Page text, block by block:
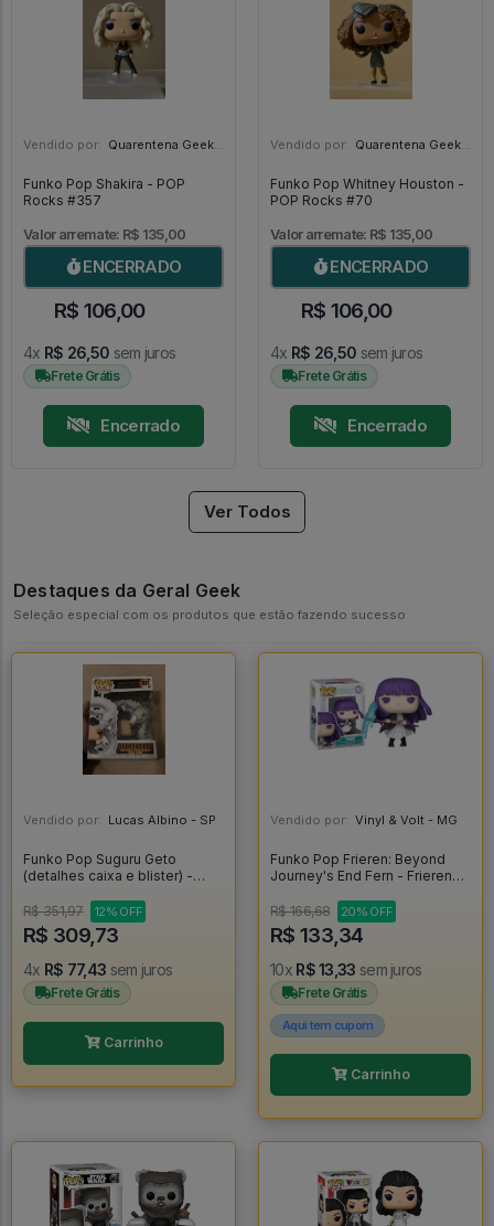
Vendido por: Quarentena Geek Store - SP
Funko Pop Shakira - POP
Rocks #357
Valor arremate: R$ 135,00
ENCERRADO
R$ 106,00
4x R$ 26,50 sem juros
Frete Grátis
Encerrado
Vendido por: Quarentena Geek Store - SP
Funko Pop Whitney Houston -
POP Rocks #70
Valor arremate: R$ 135,00
ENCERRADO
R$ 106,00
4x R$ 26,50 sem juros
Frete Grátis
Encerrado
Ver Todos
Destaques da Geral Geek
Seleção especial com os produtos que estão fazendo sucesso
Vendido por: Lucas Albino - SP
Funko Pop Suguru Geto
(detalhes caixa e blister) -
R$ 351,97
12% OFF
R$ 309,73
4x R$ 77,43 sem juros
Frete Grátis
Carrinho
Vendido por: Vinyl & Volt - MG
Funko Pop Frieren: Beyond
Journey's End Fern - Frieren
R$ 166,68
20% OFF
R$ 133,34
10x R$ 13,33 sem juros
Frete Grátis
Aqui tem cupom
Carrinho